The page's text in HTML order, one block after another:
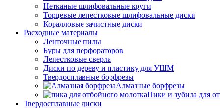
Нетканые шлифовальные круги
Торцевые лепестковые шлифовальные диски
Коралловые зачистные диски
Расходные материалы
Ленточные пилы
Буры для перфораторов
Лепестковые сверла
Диски по дереву и пластику для УШМ
Твердосплавные борфрезы
Алмазные борфрезы
Пики и зубила для
Твердосплавные диски